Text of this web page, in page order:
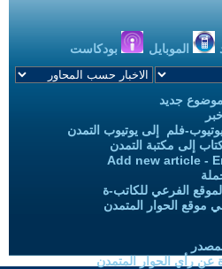
الموبايل بودكاست
جديد
فلم إلى يوتيوب التمدن
إلى مكتبة التمدن
Add new article -
الفرعي للكاتب-ة
موقع الحوار المتمدن
عن رأي الحوار المتمدن